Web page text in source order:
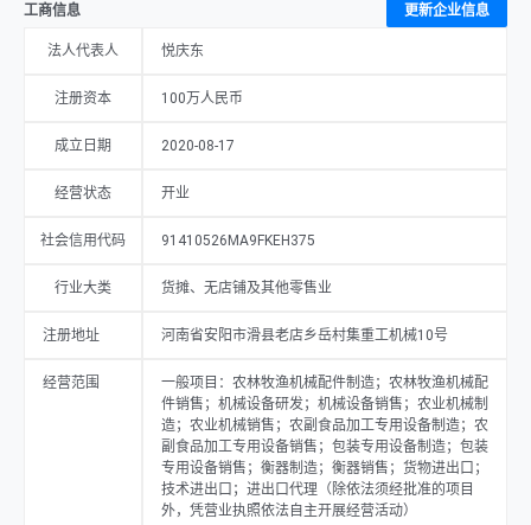
加工专用设备制造；农副食品加工专用设备销售；包装专用设备制造；包
装专用设备销售；衡器制造；衡器销售；货物进出口；技术进出口；进出
口代理（除依法须经批准的项目外，凭营业执照依法自主开展经营活
工商信息
更新企业信息
法人代表人 悦庆东
注册资本 100万人民币
成立日期 2020-08-17
经营状态 开业
社会信用代码 91410526MA9FKEH375
行业大类 货摊、无店铺及其他零售业
注册地址 河南省安阳市滑县老店乡岳村集重工机械10号
经营范围
一般项目：农林牧渔机械配件制造；农林牧渔机械配
件销售；机械设备研发；机械设备销售；农业机械制
造；农业机械销售；农副食品加工专用设备制造；农
副食品加工专用设备销售；包装专用设备制造；包装
专用设备销售；衡器制造；衡器销售；货物进出口；
技术进出口；进出口代理（除依法须经批准的项目
外，凭营业执照依法自主开展经营活动）